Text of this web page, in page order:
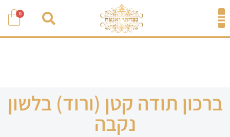
0
ברכון תודה קטן (ורוד) בלשון
נקבה